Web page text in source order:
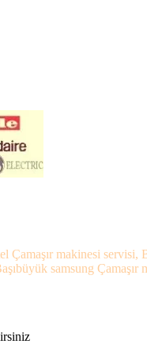
Çamaşır makinesi servisi,
samsung